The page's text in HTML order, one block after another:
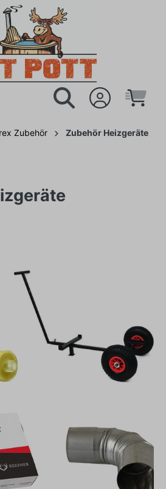
Zubehör Zubehör Heizgeräte